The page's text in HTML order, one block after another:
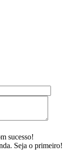
sucesso!
Seja o primeiro!